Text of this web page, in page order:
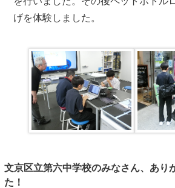
げを体験しました。
文京区立第六中学校のみなさん、あり
た！